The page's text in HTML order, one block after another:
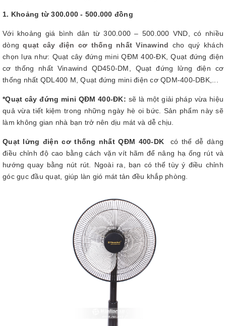
1. Khoảng từ 300.000 - 500.000 đồng
Với khoảng giá bình dân từ 300.000 – 500.000 VND, có nhiều
dòngquạt cây điện cơ thống nhất Vinawind cho quý khách
chọn lựa như: Quạt cây đứng mini QĐM 400-ĐK, Quạt đứng điện
cơ thống nhất Vinawind QD450-DM, Quạt đứng lửng điện cơ
thống nhất QDL400 M, Quạt đứng mini điện cơ QDM-400-DBK,...
*Quạt cây đứng mini QĐM 400-ĐK: sẽ là một giải pháp vừa hiệu
quả vừa tiết kiệm trong những ngày hè oi bức. Sản phẩm này sẽ
làm không gian nhà bạn trở nên dịu mát và dễ chịu.
Quạt lửng điện cơ thống nhất QĐM 400-DK có thể dễ dàng
điều chỉnh độ cao bằng cách vặn vít hãm để nâng hạ ống rút và
hướng quay bằng nút rút. Ngoài ra, bạn có thể tùy ý điều chỉnh
góc gục đầu quạt, giúp làn gió mát tản đều khắp phòng.